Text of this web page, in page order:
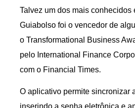
Talvez um dos mais conhecidos
Guiabolso foi o vencedor de
o Transformational Business
pelo International Finance
com o Financial Times.
O aplicativo permite sincronizar